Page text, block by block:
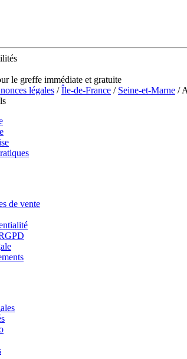
le greffe immédiate et gratuite
légales /Île-de-France / Seine-et-Marne /
de vente